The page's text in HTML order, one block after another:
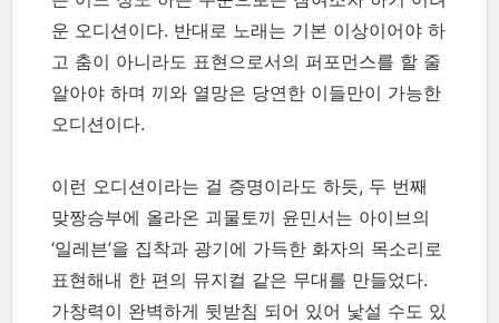
운 오디션이다. 반대로 노래는 기본 이상이어야 하
고 춤이 아니라도 표현으로서의 퍼포먼스를 할 줄
알아야 하며 끼와 열망은 당연한 이들만이 가능한
오디션이다.
이런 오디션이라는 걸 증명이라도 하듯, 두 번째
맞짱승부에 올라온 괴물토끼 윤민서는 아이브의
‘일레븐’을 집착과 광기에 가득한 화자의 목소리로
표현해내 한 편의 뮤지컬 같은 무대를 만들었다.
가창력이 완벽하게 뒷받침 되어 있어 낯설 수도 있